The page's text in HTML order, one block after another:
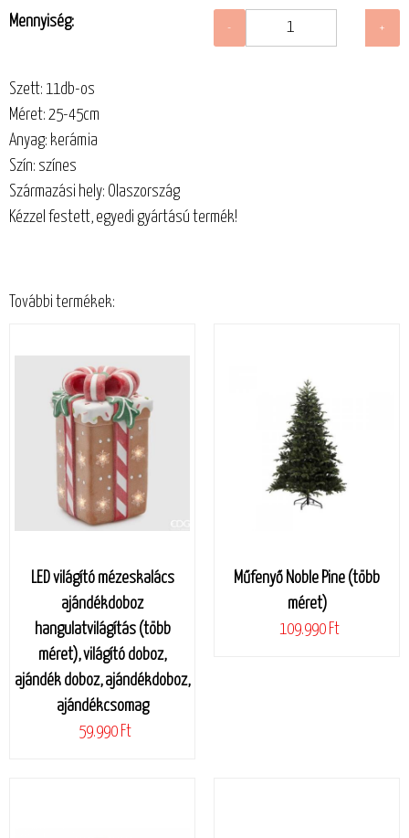
Mennyiség:
Szett: 11db-os
Méret: 25-45cm
Anyag: kerámia
Szín: színes
Származási hely: Olaszország
Kézzel festett, egyedi gyártású termék!
További termékek:
LED világító mézeskalács
ajándékdoboz
hangulatvilágítás (több
méret), világító doboz,
ajándék doboz, ajándékdoboz,
ajándékcsomag
59.990 Ft
Műfenyő Noble Pine (több
méret)
109.990 Ft